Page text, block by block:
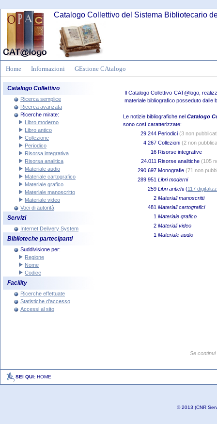
Catalogo Collettivo del Sistema Bibliotecario
Home Informazioni GEstione CAtalogo
Catalogo Collettivo
Ricerca semplice
Ricerca avanzata
Ricerche mirate:
Libro moderno
Libro antico
Collezione
Periodico
Risorsa integrativa
Risorsa analitica
Materiale audio
Materiale cartografico
Materiale grafico
Materiale manoscritto
Materiale video
Voci di autorità
Servizi
Internet Delivery System
Biblioteche partecipanti
Suddivisione per:
Regione
Nome
Codice
Facility
Ricerche effettuate
Statistiche d'accesso
Accessi al sito
Il Catalogo Collettivo CAT@logo,
materiale bibliografico posseduto dalle
Le notizie bibliografiche nel Catalogo
sono così caratterizzate:
29.244 Periodici (3 non
4.267 Collezioni (2 non
16 Risorse integrative
24.011 Risorse analitiche (105
290.697 Monografie (71 non
289.951 Libri moderni
259 Libri antichi(117
2 Materiali manoscritti
481 Materiali cartografici
1 Materiale grafico
2 Materiali video
1 Materiale audio
SEI QUI: HOME
© 2013 (CNR